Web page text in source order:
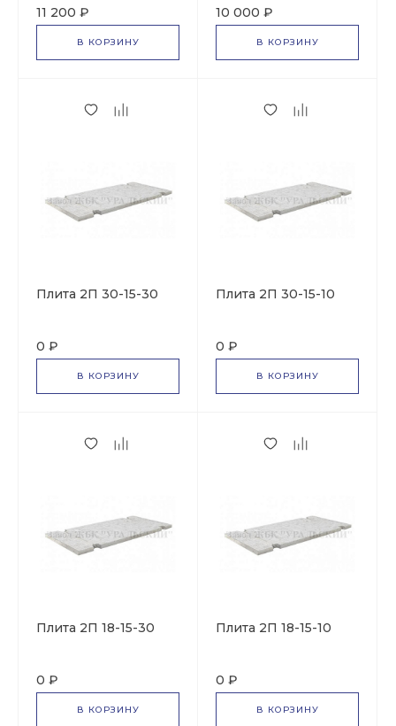
11 200 ₽
В КОРЗИНУ
10 000 ₽
В КОРЗИНУ
Плита 2П 30-15-30
0 ₽
В КОРЗИНУ
Плита 2П 30-15-10
0 ₽
В КОРЗИНУ
Плита 2П 18-15-30
0 ₽
В КОРЗИНУ
Плита 2П 18-15-10
0 ₽
В КОРЗИНУ